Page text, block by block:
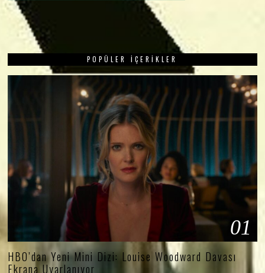
POPÜLER İÇERIKLER
01
HBO’dan Yeni Mini Dizi: Louise Woodward Davası
Ekrana Uyarlanıyor